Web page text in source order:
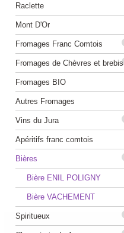
Raclette
Mont D'Or
Fromages Franc Comtois
Fromages de Chèvres et brebis
Fromages BIO
Autres Fromages
Vins du Jura
Apéritifs franc comtois
Bières
Bière ENIL POLIGNY
Bière VACHEMENT
Spiritueux